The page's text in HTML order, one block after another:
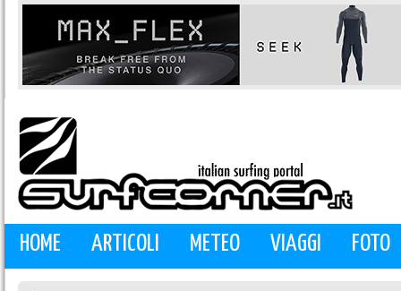
HOME ARTICOLI METEO VIAGGI FOTO